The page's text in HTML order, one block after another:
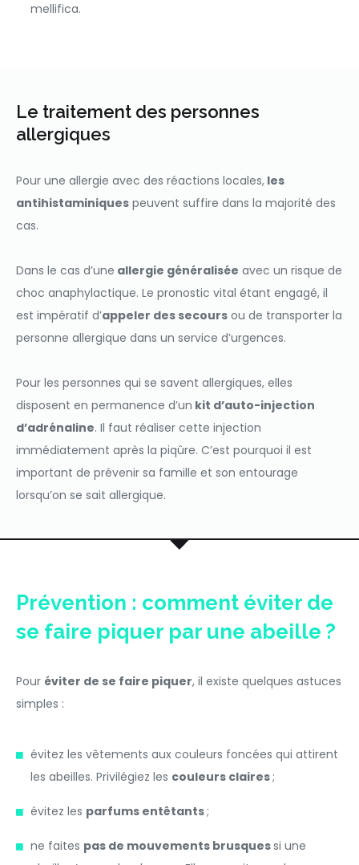
mellifica.
Le traitement des personnes
allergiques
Pour une allergie avec des réactions locales, les
antihistaminiques peuvent suffire dans la majorité des
cas.
Dans le cas d’une allergie généralisée avec un risque de
choc anaphylactique. Le pronostic vital étant engagé, il
est impératif d’appeler des secours ou de transporter la
personne allergique dans un service d’urgences.
Pour les personnes qui se savent allergiques, elles
disposent en permanence d’un kit d’auto-injection
d’adrénaline. Il faut réaliser cette injection
immédiatement après la piqûre. C’est pourquoi il est
important de prévenir sa famille et son entourage
lorsqu’on se sait allergique.
Prévention : comment éviter de
se faire piquer par une abeille ?
Pour éviter de se faire piquer, il existe quelques astuces
simples :
évitez les vêtements aux couleurs foncées qui attirent
les abeilles. Privilégiez les couleurs claires;
évitez les parfums entêtants;
ne faites pas de mouvements brusquessi une